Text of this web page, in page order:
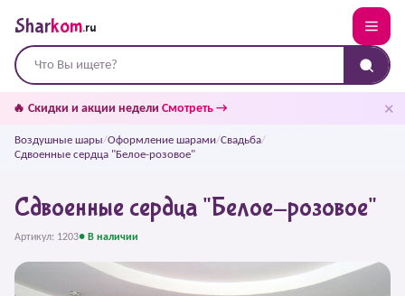
Sharkom.ru
🔥 Скидки и акции недели Смотреть → ✕
Воздушные шары/Оформление шарами/Свадьба/
Сдвоенные сердца "Белое-розовое"
Сдвоенные сердца "Белое-розовое"
Артикул: 1203● В наличии